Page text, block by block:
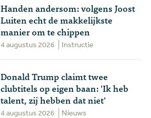
Handen andersom: volgens Joost
Luiten echt de makkelijkste
manier om te chippen
4 augustus 2026 Instructie
Donald Trump claimt twee
clubtitels op eigen baan: 'Ik heb
talent, zij hebben dat niet'
4 augustus 2026 Nieuws